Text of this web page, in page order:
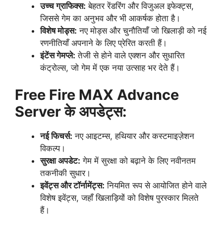
उच्च ग्राफिक्स: बेहतर रेंडरिंग और विजुअल इफेक्ट्स,
जिससे गेम का अनुभव और भी आकर्षक होता है।
विशेष मोड्स: नए मोड्स और चुनौतियाँ जो खिलाड़ी को नई
रणनीतियाँ अपनाने के लिए प्रेरित करती हैं।
इंटेंस गेमप्ले: तेजी से होने वाले एक्शन और सुधारित
कंट्रोल्स, जो गेम में एक नया उत्साह भर देते हैं।
Free Fire MAX Advance
Server के अपडेट्स:
नई फिचर्स: नए आइटम्स, हथियार और कस्टमाइज़ेशन
विकल्प।
सुरक्षा अपडेट: गेम में सुरक्षा को बढ़ाने के लिए नवीनतम
तकनीकी सुधार।
इवेंट्स और टॉर्नामेंट्स: नियमित रूप से आयोजित होने वाले
विशेष इवेंट्स, जहाँ खिलाड़ियों को विशेष पुरस्कार मिलते
हैं।